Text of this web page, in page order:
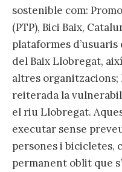
sostenible com:
(PTP), Bici Baix,
plataformes
del Baix Llobregat,
altres
reiterada la
el riu Llobregat.
executar sense
persones i bicicletes,
permanent oblit que